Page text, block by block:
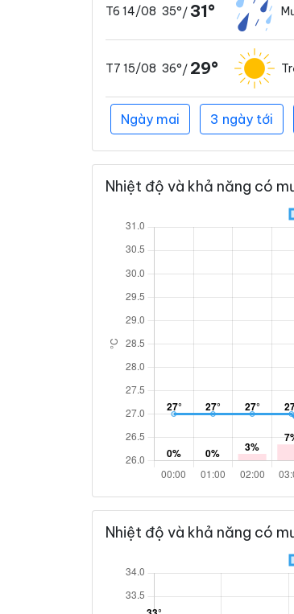
T6 14/08 35°/31°
T7 15/08 36°/ 29°
Ngày mai 3 ngày tới
Nhiệt độ và khả năng có
Nhiệt độ và khả năng có